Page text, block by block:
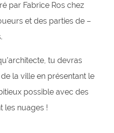
par Fabrice Ros chez
et des parties de –
tu devras
la ville en présentant le
possible avec des
les nuages !